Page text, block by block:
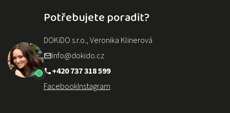
Potřebujete poradit?
DOKiDO s.r.o., Veronika Klinerová
info@dokido.cz
+420 737 318 599
FacebookInstagram